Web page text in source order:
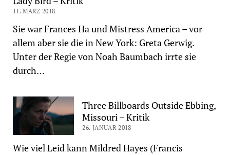
11. MÄRZ 2018
Sie war Frances Ha und Mistress America – vor
allem aber sie die in New York: Greta Gerwig.
Unter der Regie von Noah Baumbach irrte sie
durch…
Three Billboards Outside Ebbing,
Missouri – Kritik
26. JANUAR 2018
Wie viel Leid kann Mildred Hayes (Francis